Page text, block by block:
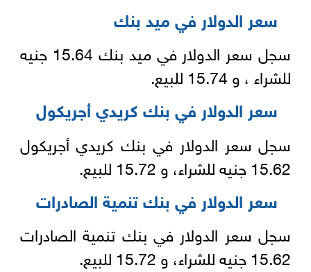
سعر الدولار في ميد بنك
سجل سعر الدولار في ميد بنك 15.64 جنيه
للشراء ، و 15.74 للبيع.
سعر الدولار في بنك كريدي أجريكول
سجل سعر الدولار في بنك كريدي أجريكول
15.62 جنيه للشراء، و 15.72 للبيع.
سعر الدولار في بنك تنمية الصادرات
سجل سعر الدولار في بنك تنمية الصادرات
15.62 جنيه للشراء، و 15.72 للبيع.